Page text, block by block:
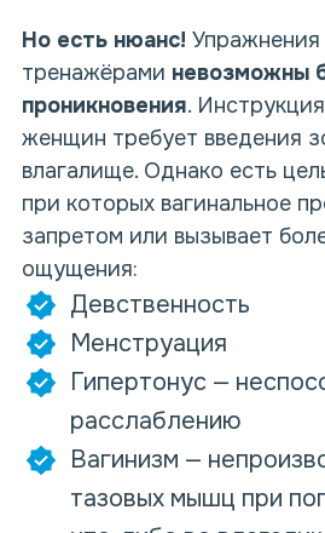
Но есть нюанс! Упражнения
тренажёрами невозможны
проникновения.
женщин требует введения
влагалище. Однако есть
при которых вагинальное
запретом или вызывает
ощущения:
Девственность
Менструация
Гипертонус —
расслаблению
Вагинизм —
тазовых мышц при